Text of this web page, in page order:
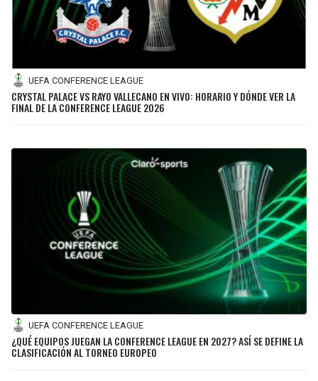
UEFA CONFERENCE LEAGUE
CRYSTAL PALACE VS RAYO VALLECANO EN VIVO: HORARIO Y DÓNDE VER LA
FINAL DE LA CONFERENCE LEAGUE 2026
UEFA CONFERENCE LEAGUE
¿QUÉ EQUIPOS JUEGAN LA CONFERENCE LEAGUE EN 2027? ASÍ SE DEFINE LA
CLASIFICACIÓN AL TORNEO EUROPEO